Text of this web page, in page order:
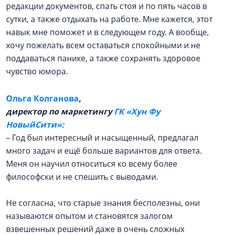
редакции документов, спать стоя и по пять часов в
сутки, а также отдыхать на работе. Мне кажется, этот
навык мне поможет и в следующем году. А вообще,
хочу пожелать всем оставаться спокойными и не
поддаваться панике, а также сохранять здоровое
чувство юмора.
Ольга Колганова,
директор по маркетингуГК «Хун Фу
НовыйСити»:
– Год был интересный и насыщенный, предлагал
много задач и ещё больше вариантов для ответа.
Меня он научил относиться ко всему более
философски и не спешить с выводами.
Не согласна, что старые знания бесполезны, они
называются опытом и становятся залогом
взвешенных решений даже в очень сложных